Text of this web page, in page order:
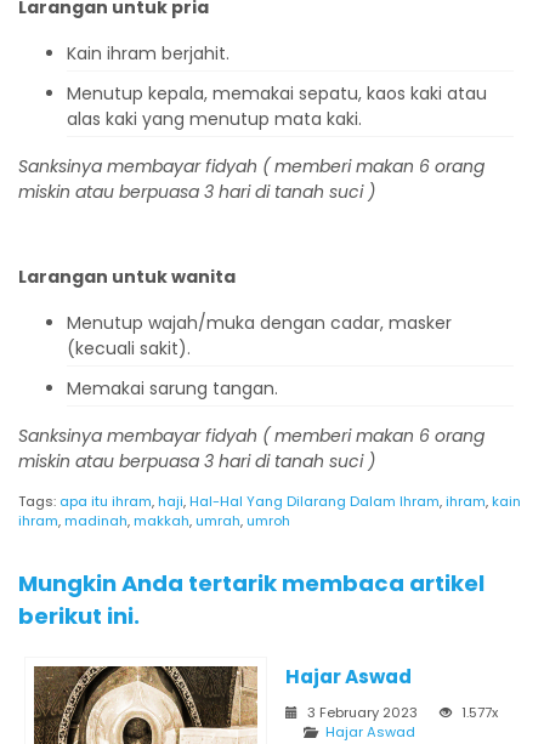
Larangan untuk pria
Kain ihram berjahit.
Menutup kepala, memakai sepatu, kaos kaki atau
alas kaki yang menutup mata kaki.
Sanksinya membayar fidyah ( memberi makan 6 orang
miskin atau berpuasa 3 hari di tanah suci )
Larangan untuk wanita
Menutup wajah/muka dengan cadar, masker
(kecuali sakit).
Memakai sarung tangan.
Sanksinya membayar fidyah ( memberi makan 6 orang
miskin atau berpuasa 3 hari di tanah suci )
Tags: apa itu ihram,haji,Hal-Hal Yang Dilarang Dalam Ihram,ihram,kain
ihram,madinah,makkah,umrah,umroh
Mungkin Anda tertarik membaca artikel
berikut ini.
Hajar Aswad
3 February 2023
1.577x
Hajar Aswad